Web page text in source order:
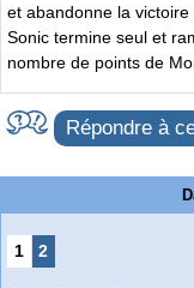
et abandonne la
Sonic termine seul et
nombre de points de
Répondre à
1 2